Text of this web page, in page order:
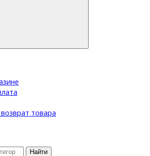
товара
Найти